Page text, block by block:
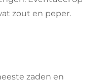
zout en peper.
zaden en